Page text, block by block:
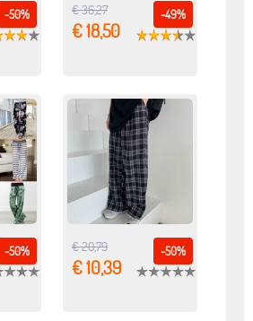
-50% -49%
€ 36,27
€ 18,50
-50% -50%
€ 20,79
€ 10,39